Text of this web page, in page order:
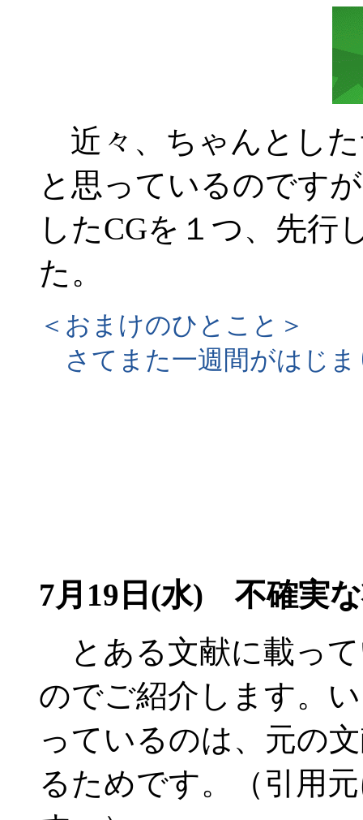
近々、ちゃんとし
と思っているのです
したCGを１つ、先行
た。
＜おまけのひとこと＞
さてまた一週間がはじま
7月19日(水) 不確実
とある文献に載っ
のでご紹介します。
っているのは、元の
るためです。（引用